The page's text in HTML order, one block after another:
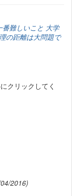
難しいこと 大学
の距離は大問題で
クリックしてく
2016)